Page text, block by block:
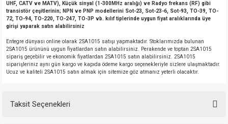
UHF, CATV ve MATV), Küçük sinyal (1-300MHz aralığı) ve Radyo frekans (RF) gibi
transistör çeşitlerinin; NPN ve PNP modellerini Sot-23, Sot-23-6, Sot-93, TO-39, TO-
72, TO-94, TO-220, TO-247, TO-3P vb. kılıf tiplerinde uygun fiyat aralıklarında üye
girişi yaparak satın alabilirsiniz
Entegre dünyası online olarak 2SA1015 satışı yapmaktadır. Stoklarımızda bulunan
2SA1015 ürününü uygun fiyatlardan satın alabilirsiniz. Perakende ve toptan 2SA1015
sipariş geçebilir ve ekonomik fiyatlardan 2SA1015 satın alabilirsiniz. 2SA1015
siparişleriniz aynı gün kargo ve kapıda ödeme kargo seçenekleriyle sizlere ulaşmaktadır.
Ucuz ve kaliteli 2SA1015 satın almak için sitemize göz atmanız yeterli olacaktır.
Taksit Seçenekleri